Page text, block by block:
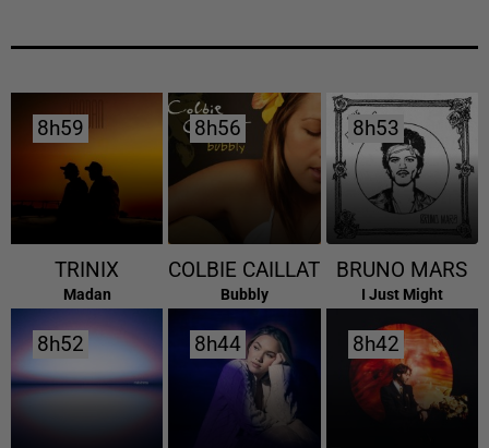
8h59
8h59
TRINIX
Madan
8h56
8h56
COLBIE CAILLAT
Bubbly
8h53
8h53
BRUNO MARS
I Just Might
8h52
8h52 8h44
8h44 8h42
8h42